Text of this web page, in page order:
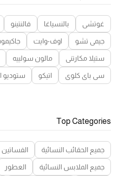
غوتشي بالنسياغا فالنتينو
جيمي تشو اوف-وايت
ستيلا مكارتني مالون سولييه
سي باي كلوي اتيكو ستوديو
Top Categories
جميع الحقائب النسائية الفساتين
جميع الملابس النسائية العطور